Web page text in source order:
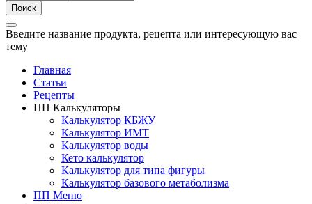
Поиск
Введите название продукта, рецепта или интересующую вас
тему
Главная
Статьи
Рецепты
ПП Калькуляторы
Калькулятор КБЖУ
Калькулятор ИМТ
Калькулятор воды
Кето калькулятор
Калькулятор для типа фигуры
Калькулятор базового метаболизма
ПП Меню